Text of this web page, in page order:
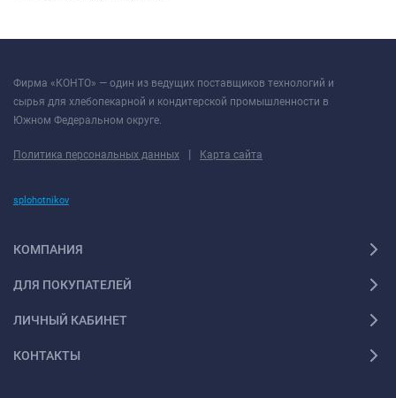
Фирма «КОНТО» — один из ведущих поставщиков технологий и
сырья для хлебопекарной и кондитерской промышленности в
Южном Федеральном округе.
Политика персональных данных | Карта сайта
splohotnikov
КОМПАНИЯ
ДЛЯ ПОКУПАТЕЛЕЙ
ЛИЧНЫЙ КАБИНЕТ
КОНТАКТЫ